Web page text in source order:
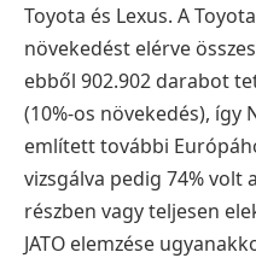
Toyota és Lexus. A
növekedést elérve
ebből 902.902 darabot
(10%-os növekedés), így
említett további
vizsgálva pedig 74% volt
részben vagy teljesen
JATO elemzése